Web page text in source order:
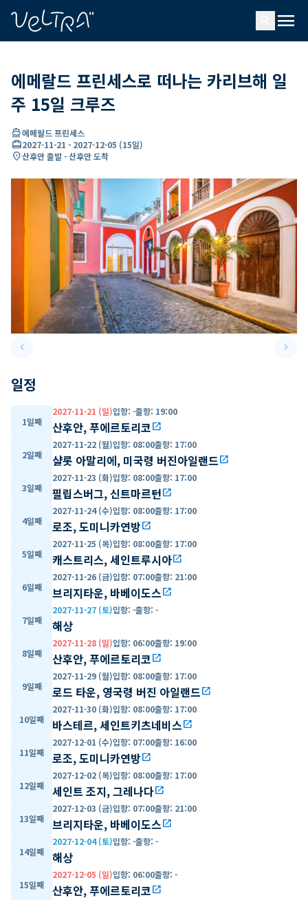
menu
에메랄드 프린세스로 떠나는 카리브해 일
주 15일 크루즈
directions_boat에메랄드 프린세스
card_travel2027-11-21 - 2027-12-05 (15일)
location_on산후안 출발 - 산후안 도착
keyboard_arrow_leftPrevious slide keyboard_arrow_right
일정
1일째
2027-11-21 (일)입항: -출항: 19:00
산후안, 푸에르토리코open_in_new
2일째
2027-11-22 (월)입항: 08:00출항: 17:00
샬롯 아말리에, 미국령 버진아일랜드open_in_new
3일째
2027-11-23 (화)입항: 08:00출항: 17:00
필립스버그, 신트마르턴open_in_new
4일째
2027-11-24 (수)입항: 08:00출항: 17:00
로조, 도미니카연방open_in_new
5일째
2027-11-25 (목)입항: 08:00출항: 17:00
캐스트리스, 세인트루시아open_in_new
6일째
2027-11-26 (금)입항: 07:00출항: 21:00
브리지타운, 바베이도스open_in_new
7일째
2027-11-27 (토)입항: -출항: -
해상
8일째
2027-11-28 (일)입항: 06:00출항: 19:00
산후안, 푸에르토리코open_in_new
9일째
2027-11-29 (월)입항: 08:00출항: 17:00
로드 타운, 영국령 버진 아일랜드open_in_new
10일째
2027-11-30 (화)입항: 08:00출항: 17:00
바스테르, 세인트키츠네비스open_in_new
11일째
2027-12-01 (수)입항: 07:00출항: 16:00
로조, 도미니카연방open_in_new
12일째
2027-12-02 (목)입항: 08:00출항: 17:00
세인트 조지, 그레나다open_in_new
13일째
2027-12-03 (금)입항: 07:00출항: 21:00
브리지타운, 바베이도스open_in_new
14일째
2027-12-04 (토)입항: -출항: -
해상
15일째
2027-12-05 (일)입항: 06:00출항: -
산후안, 푸에르토리코open_in_new